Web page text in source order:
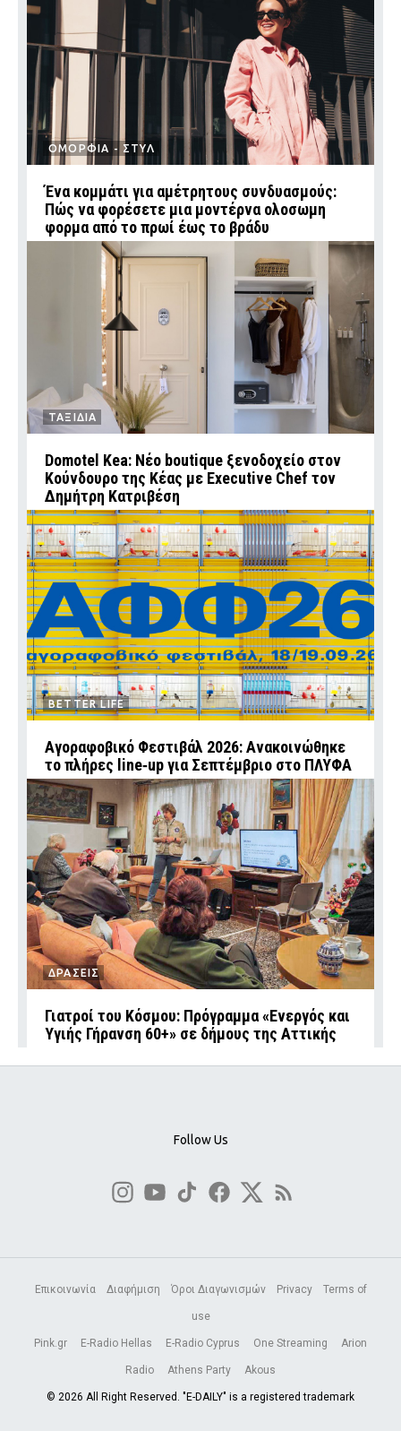
ΟΜΟΡΦΙΑ - ΣΤΥΛ
Ένα κομμάτι για αμέτρητους συνδυασμούς:
Πώς να φορέσετε μια μοντέρνα ολοσωμη
φορμα από το πρωί έως το βράδυ
ΤΑΞΙΔΙΑ
Domotel Kea: Νέο boutique ξενοδοχείο στον
Κούνδουρο της Κέας με Executive Chef τον
Δημήτρη Κατριβέση
BETTER LIFE
Αγοραφοβικό Φεστιβάλ 2026: Ανακοινώθηκε
το πλήρες line‑up για Σεπτέμβριο στο ΠΛΥΦΑ
ΔΡΑΣΕΙΣ
Γιατροί του Κόσμου: Πρόγραμμα «Ενεργός και
Υγιής Γήρανση 60+» σε δήμους της Αττικής
Follow Us
Επικοινωνία Διαφήμιση Όροι Διαγωνισμών Privacy Terms of
use
Pink.gr E-Radio Hellas E-Radio Cyprus One Streaming Arion
Radio Athens Party Akous
© 2026 All Right Reserved. "E-DAILY" is a registered trademark